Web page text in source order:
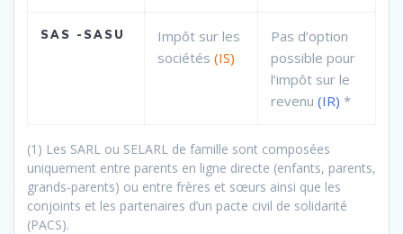
SAS -SASU
Impôt sur les
sociétés (IS)
Pas d’option
possible pour
l’impôt sur le
revenu (IR) *
(1) Les SARL ou SELARL de famille sont composées
uniquement entre parents en ligne directe (enfants, parents,
grands-parents) ou entre frères et sœurs ainsi que les
conjoints et les partenaires d’un pacte civil de solidarité
(PACS).